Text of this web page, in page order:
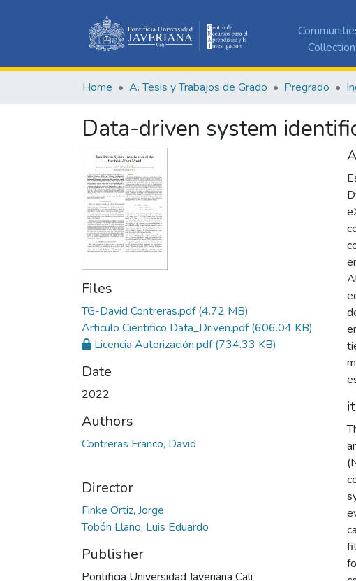
Home A. Tesis y Trabajos de Grado Pregrado
Data-driven system
Files
TG-David Contreras.pdf(4.72 MB)
Articulo Cientifico Data_Driven.pdf(606.04 KB)
Licencia Autorización.pdf(734.33 KB)
Date
2022
Authors
Contreras Franco, David
Director
Finke Ortiz, Jorge
Tobón Llano, Luis Eduardo
Publisher
Pontificia Universidad Javeriana Cali